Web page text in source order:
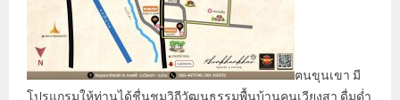
ฅนขุนเขา มี
โปรแกรมให้ท่านได้ชื่นชมวิถีวัฒนธรรมพื้นบ้านคนเวียงสา ดื่มด่ำ